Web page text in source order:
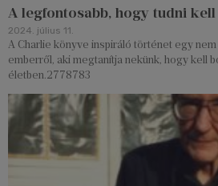
A legfontosabb, hogy tudni
2024. július 11.
A Charlie könyve inspiráló történet egy nem
emberről, aki megtanítja nekünk, hogy kell
életben.2778783